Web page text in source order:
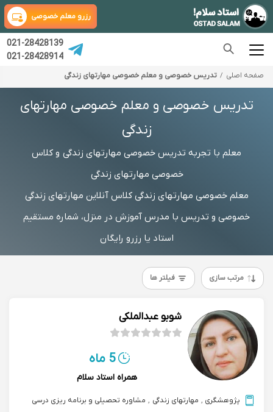
رزرو معلم خصوصی
021-28428139
021-28428914
صفحه اصلی تدریس خصوصی و معلم خصوصی مهارتهای زندگی
تدریس خصوصی و معلم خصوصی مهارتهای
زندگی
معلم با تجربه تدریس خصوصی مهارتهای زندگی و کلاس
خصوصی مهارتهای زندگی
معلم خصوصی مهارتهای زندگی کلاس آنلاین مهارتهای زندگی
خصوصی و تدریس با مدرس آموزش در منزل، شماره مستقیم
استاد یا رزرو رایگان
مرتب سازی فیلتر ها
شوبو عبدالملکی
5 ماه
همراه استاد سلام
پژوهشگری , مهارتهای زندگی , مشاوره تحصیلی و برنامه ریزی درسی